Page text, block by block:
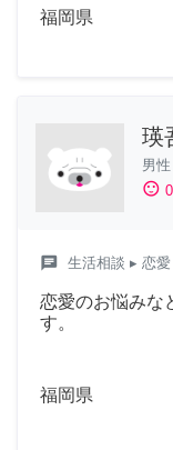
福岡県
瑛
男性
sentiment_satisfied 0
chat 生活相談 ▸ 恋愛
恋愛のお悩みな
す。
福岡県